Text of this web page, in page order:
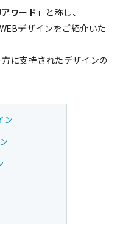
ワード 」と称し、
デザインをご紹介いた
に支持されたデザインの
ン